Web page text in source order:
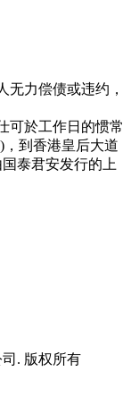
无力偿债或违约，
可於工作日的惯常
到香港皇后大道
泰君安发行的上
. 版权所有